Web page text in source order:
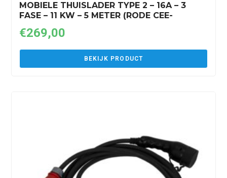
MOBIELE THUISLADER TYPE 2 – 16A – 3
FASE – 11 KW – 5 METER (RODE CEE-
€269,00
BEKIJK PRODUCT